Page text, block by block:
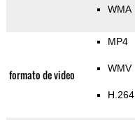
WMA
formato de video
MP4
WMV
H.264